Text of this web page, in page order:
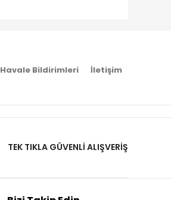
Havale Bildirimleri İletişim
TEK TIKLA GÜVENLİ ALIŞVERİŞ